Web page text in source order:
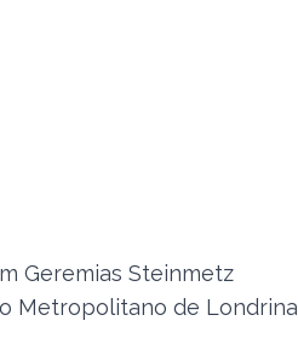
Geremias Steinmetz
Metropolitano de Londrina